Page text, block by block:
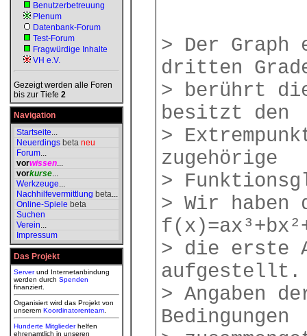
Benutzerbetreuung
Plenum
Datenbank-Forum
Test-Forum
Fragwürdige Inhalte
VH e.V.
Gezeigt werden alle Foren
bis zur Tiefe 2
Navigation
Startseite...
Neuerdings beta neu
Forum...
vorwissen...
vorkurse...
Werkzeuge...
Nachhilfevermittlung beta...
Online-Spiele beta
Suchen
Verein...
Impressum
Das Projekt
Serverund Internetanbindung
werden durch Spenden
finanziert.
Organisiert wird das Projekt von
unserem Koordinatorenteam
Hunderte Mitgliederhelfen
ehrenamtlich in unseren
> Der
dritten
> berührt
besitzt den
>
zugehörige
>
> Wir haben
> die erste
aufgestellt.
> Angaben
Bedingungen